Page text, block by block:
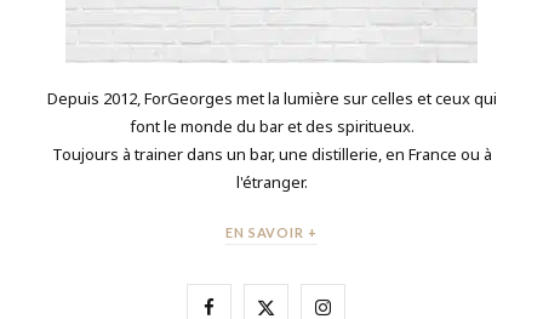
Depuis 2012, ForGeorges met la lumière sur celles et ceux qui
font le monde du bar et des spiritueux.
Toujours à trainer dans un bar, une distillerie, en France ou à
l'étranger.
EN SAVOIR +
F X I